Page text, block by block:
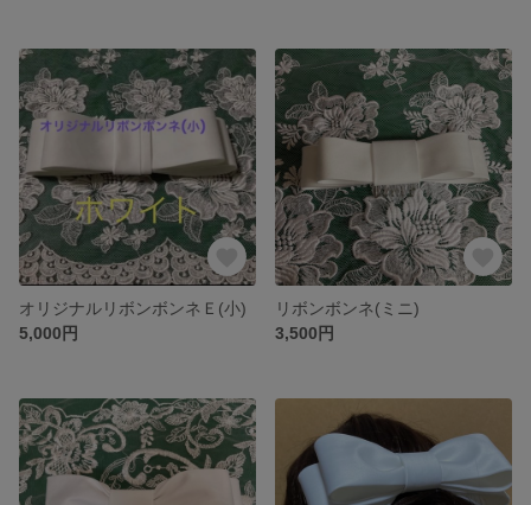
オリジナルリボンボンネＥ(小)
5,000円
リボンボンネ(ミニ)
3,500円